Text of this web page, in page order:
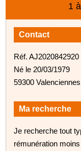
1
Contact
Réf. AJ2020842920
Né le 20/03/1979
59300 Valenciennes
Ma recherche
Je recherche tout
rémunération